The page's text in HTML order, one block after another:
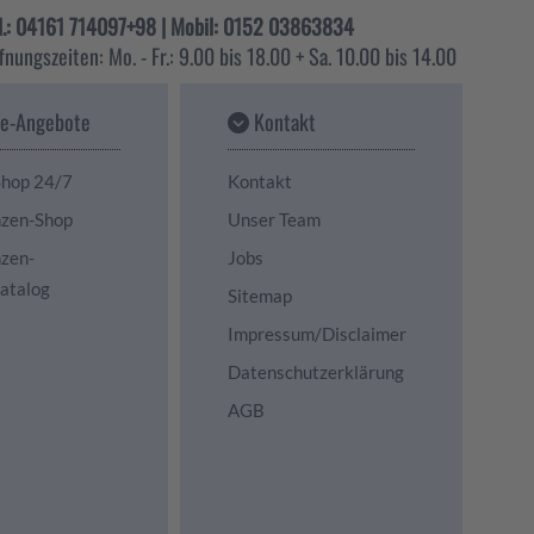
04161 714097+98 | Mobil: 0152 03863834
Mo. - Fr.: 9.00 bis 18.00 + Sa. 10.00 bis 14.00
Angebote
24/7
Shop
Kontakt
Kontakt
Unser Team
Jobs
Sitemap
Impressum/Disclaimer
Datenschutzerklärung
AGB